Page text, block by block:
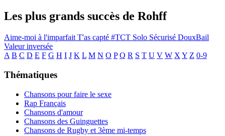
Les plus grands succès de Rohff
Aime-moi à l'imparfait T'as capté #TCT Solo Sécurisé DouxBail
Valeur inversée
A B C D E F G H I J K L M N O P Q R S T U V W X Y Z 0-9
Thématiques
Chansons pour faire le sexe
Rap Français
Chansons d'amour
Chansons des Guinguettes
Chansons de Rugby et 3ème mi-temps